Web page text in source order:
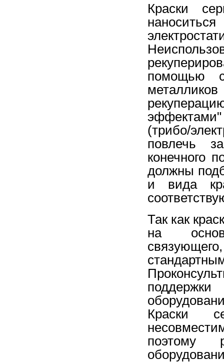
Краски
помощью
(трибо/
повлечь
конечного
должны
и вида
Так как
на
Краски
поэтому